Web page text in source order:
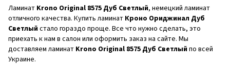
Ламинат Krono Original 8575 Дуб Светлый, немецкий ламинат
отличного качества. Купить ламинат Кроно Ориджинал Дуб
Светлыйстало гораздо проще. Все что нужно сделать, это
приехать к нам в салон или оформить заказ на сайте. Мы
доставляем ламинат Krono Original 8575 Дуб Светлыйпо всей
Украине.